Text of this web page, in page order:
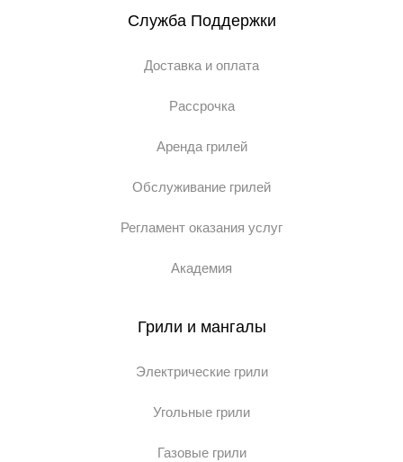
Служба Поддержки
Доставка и оплата
Рассрочка
Аренда грилей
Обслуживание грилей
Регламент оказания услуг
Академия
Грили и мангалы
Электрические грили
Угольные грили
Газовые грили